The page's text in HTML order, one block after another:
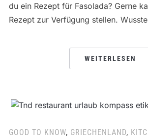
du ein Rezept für Fasolada? Gerne
Rezept zur Verfügung stellen.
WEITERLESEN
GOOD TO KNOW, GRIECHENLAND,